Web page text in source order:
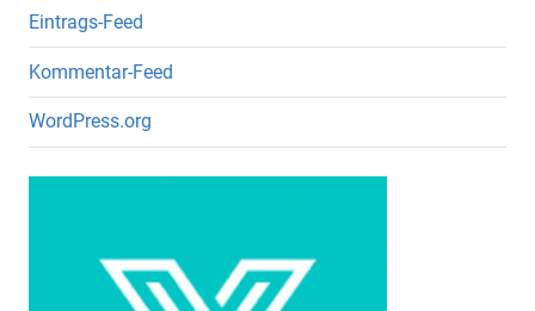
Eintrags-Feed
Kommentar-Feed
WordPress.org